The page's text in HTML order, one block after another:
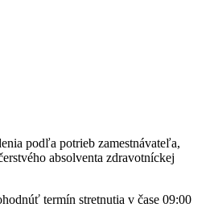
podľa potrieb zamestnávateľa,
absolventa zdravotníckej
termín stretnutia v čase 09:00